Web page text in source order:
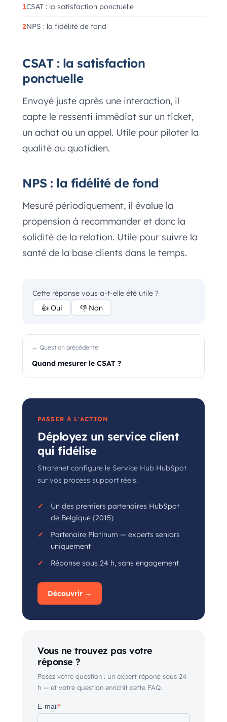
CSAT : la satisfaction ponctuelle
NPS : la fidélité de fond
CSAT : la satisfaction
ponctuelle
Envoyé juste après une interaction, il
capte le ressenti immédiat sur un ticket,
un achat ou un appel. Utile pour piloter la
qualité au quotidien.
NPS : la fidélité de fond
Mesuré périodiquement, il évalue la
propension à recommander et donc la
solidité de la relation. Utile pour suivre la
santé de la base clients dans le temps.
Cette réponse vous a-t-elle été utile ?
👍 Oui
👎 Non
← Question précédente
Quand mesurer le CSAT ?
PASSER À L'ACTION
Déployez un service client
qui fidélise
Stratenet configure le Service Hub HubSpot
sur vos process support réels.
Un des premiers partenaires HubSpot
de Belgique (2015)
Partenaire Platinum — experts seniors
uniquement
Réponse sous 24 h, sans engagement
Découvrir →
Vous ne trouvez pas votre
réponse ?
Posez votre question : un expert répond sous 24
h — et votre question enrichit cette FAQ.